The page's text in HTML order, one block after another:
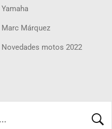
Yamaha
Marc Márquez
Novedades motos 2022